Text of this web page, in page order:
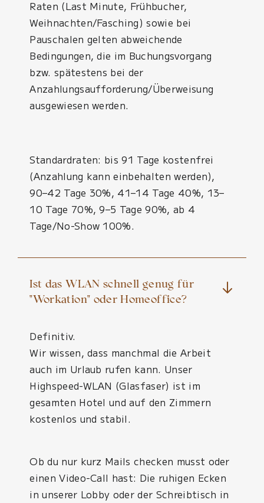
Raten (Last Minute, Frühbucher,
Weihnachten/Fasching) sowie bei
Pauschalen gelten abweichende
Bedingungen, die im Buchungsvorgang
bzw. spätestens bei der
Anzahlungsaufforderung/Überweisung
ausgewiesen werden.
Standardraten: bis 91 Tage kostenfrei
(Anzahlung kann einbehalten werden),
90–42 Tage 30%, 41–14 Tage 40%, 13–
10 Tage 70%, 9–5 Tage 90%, ab 4
Tage/No-Show 100%.
Ist das WLAN schnell genug für
"Workation" oder Homeoffice?
Definitiv.
Wir wissen, dass manchmal die Arbeit
auch im Urlaub rufen kann. Unser
Highspeed-WLAN (Glasfaser) ist im
gesamten Hotel und auf den Zimmern
kostenlos und stabil.
Ob du nur kurz Mails checken musst oder
einen Video-Call hast: Die ruhigen Ecken
in unserer Lobby oder der Schreibtisch in